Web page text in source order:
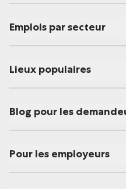
Emplois par secteur
Lieux populaires
Blog pour les
Pour les employeurs